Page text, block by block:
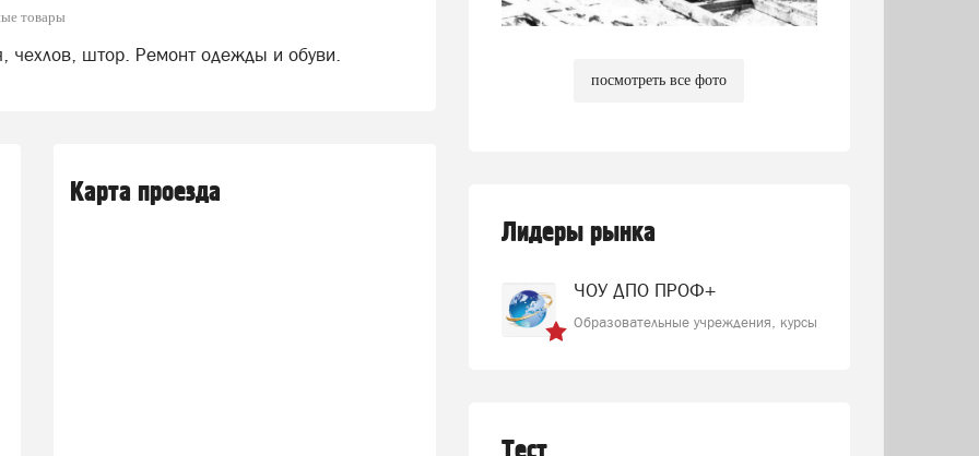
товары
чехлов, штор. Ремонт одежды и обуви.
Карта проезда
посмотреть все фото
Лидеры рынка
ЧОУ ДПО ПРОФ+
Образовательные учреждения, курсы